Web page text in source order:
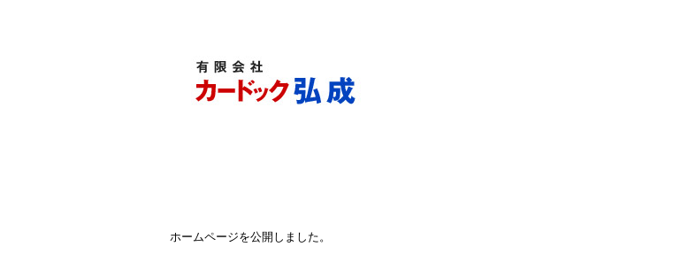
ホームページを公開しました。